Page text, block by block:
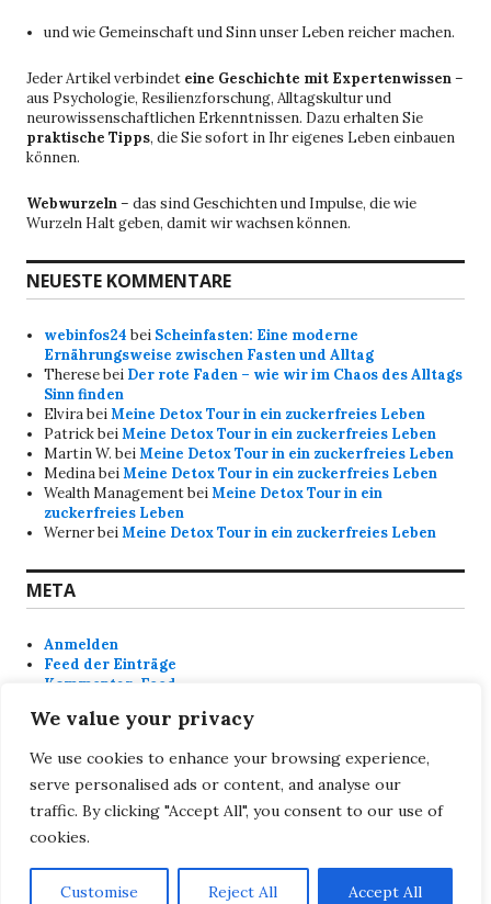
We value your privacy
We use cookies to enhance your browsing experience,
serve personalised ads or content, and analyse our
traffic. By clicking "Accept All", you consent to our use of
cookies.
Customise Reject All Accept All
und wie Gemeinschaft und Sinn unser Leben reicher machen.
Jeder Artikel verbindet eine Geschichte mit Expertenwissen–
aus Psychologie, Resilienzforschung, Alltagskultur und
neurowissenschaftlichen Erkenntnissen. Dazu erhalten Sie
praktische Tipps, die Sie sofort in Ihr eigenes Leben einbauen
können.
Webwurzeln– das sind Geschichten und Impulse, die wie
Wurzeln Halt geben, damit wir wachsen können.
NEUESTE KOMMENTARE
webinfos24 bei Scheinfasten: Eine moderne
Ernährungsweise zwischen Fasten und Alltag
Theresebei Der rote Faden – wie wir im Chaos des Alltags
Sinn finden
ElvirabeiMeine Detox Tour in ein zuckerfreies Leben
PatrickbeiMeine Detox Tour in ein zuckerfreies Leben
Martin W. beiMeine Detox Tour in ein zuckerfreies Leben
MedinabeiMeine Detox Tour in ein zuckerfreies Leben
Wealth ManagementbeiMeine Detox Tour in ein
zuckerfreies Leben
WernerbeiMeine Detox Tour in ein zuckerfreies Leben
META
Anmelden
Feed der Einträge
Kommentar-Feed
SEITEN
DSGVO Datenschutzerklärung
Impressum
Stolz präsentiert von WordPress Theme: Colinear von